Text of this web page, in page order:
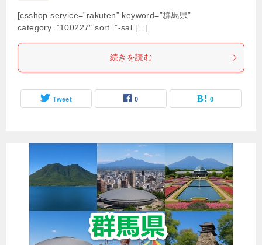
[csshop service=”rakuten” keyword=”群馬県”
category=”100227″ sort=”-sal […]
続きを読む
Tweet 0 0